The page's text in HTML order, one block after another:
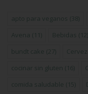
apto para veganos (38)
Avena (11) Bebidas (12)
bundt cake (27)
cocinar sin gluten (16)
comida saludable (15)